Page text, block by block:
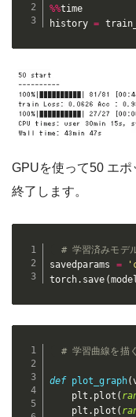
%%time
history =
GPUを使って50 エ
終了します。
# 学習済みモデ
savedparams =
torch. save (
# 学習曲線を描
def plot_graph(
    plt
. plot (
    plt
. plot (